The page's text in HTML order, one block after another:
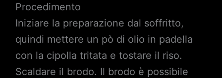
Procedimento
Iniziare la preparazione dal soffritto,
quindi mettere un pò di olio in padella
con la cipolla tritata e tostare il riso.
Scaldare il brodo. Il brodo è possibile